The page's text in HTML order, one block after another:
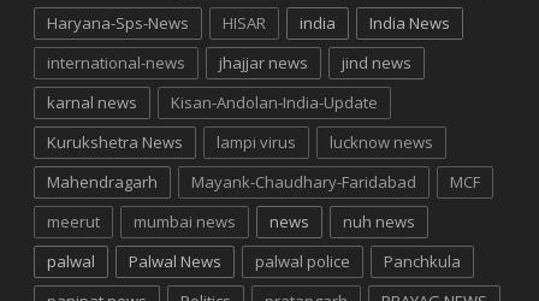
Haryana-Sps-News
HISAR india
India News
international-news
jhajjar news
jind news
karnal news
Kisan-Andolan-India-Update
Kurukshetra News
lampi virus
lucknow news
Mahendragarh
Mayank-Chaudhary-Faridabad
MCF
meerut
mumbai news news
nuh news
palwal
Palwal News palwal police
Panchkula